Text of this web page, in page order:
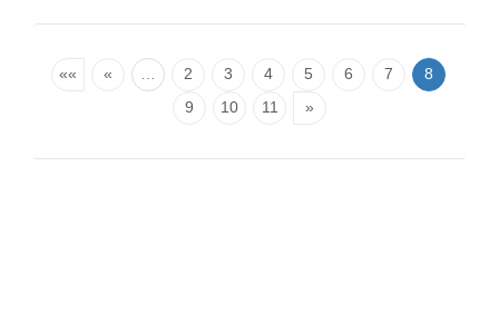
«« « … 2 3 4 5 6 7
8
9
10 11 »